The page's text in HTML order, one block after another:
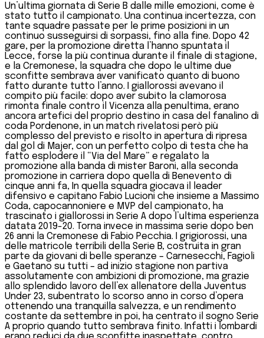
Un’ultima giornata di Serie B dalle mille emozioni, come è
stato tutto il campionato. Una continua incertezza, con
tante squadre passate per le prime posizioni in un
continuo susseguirsi di sorpassi, fino alla fine. Dopo 42
gare, per la promozione diretta l’hanno spuntata il
Lecce, forse la più continua durante il finale di stagione,
e la Cremonese, la squadra che dopo le ultime due
sconfitte sembrava aver vanificato quanto di buono
fatto durante tutto l’anno. I giallorossi avevano il
compito più facile: dopo aver subito la clamorosa
rimonta finale contro il Vicenza alla penultima, erano
ancora artefici del proprio destino in casa del fanalino di
coda Pordenone, in un match rivelatosi però più
complesso del previsto e risolto in apertura di ripresa
dal gol di Majer, con un perfetto colpo di testa che ha
fatto esplodere il “Via del Mare” e regalato la
promozione alla banda di mister Baroni, alla seconda
promozione in carriera dopo quella di Benevento di
cinque anni fa, In quella squadra giocava il leader
difensivo e capitano Fabio Lucioni che insieme a Massimo
Coda, capocannoniere e MVP del campionato, ha
trascinato i giallorossi in Serie A dopo l’ultima esperienza
datata 2019-20. Torna invece in massima serie dopo ben
26 anni la Cremonese di Fabio Pecchia. I grigiorossi, una
delle matricole terribili della Serie B, costruita in gran
parte da giovani di belle speranze – Carnesecchi, Fagioli
e Gaetano su tutti – ad inizio stagione non partiva
assolutamente con ambizioni di promozione, ma grazie
allo splendido lavoro dell’ex allenatore della Juventus
Under 23, subentrato lo scorso anno in corso d’opera
ottenendo una tranquilla salvezza, e un rendimento
costante da settembre in poi, ha centrato il sogno Serie
A proprio quando tutto sembrava finito. Infatti i lombardi